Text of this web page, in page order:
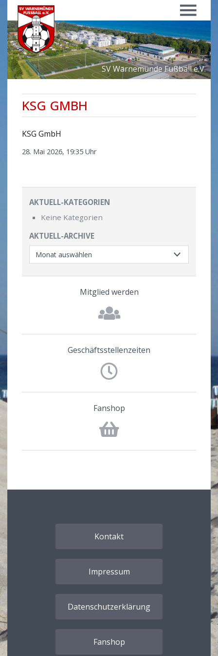
Menü
SV Warnemünde Fußball e.V.
KSG GMBH
KSG GmbH
28. Mai 2026, 19:35 Uhr
AKTUELL-KATEGORIEN
Keine Kategorien
AKTUELL-ARCHIVE
Mitglied werden
Geschäftsstellenzeiten
Fanshop
Kontakt
Impressum
Datenschutzerklärung
Fanshop